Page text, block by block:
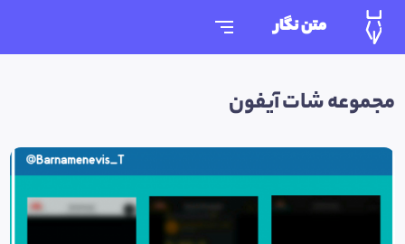
متن نگار
مجموعه شات آیفون